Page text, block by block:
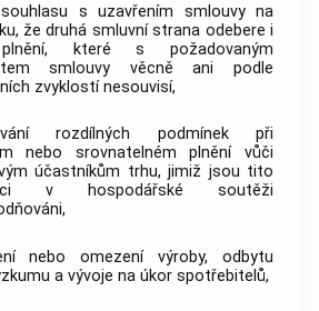
s uzavřením smlouvy na
že druhá smluvní strana odebere i
které s požadovaným
smlouvy věcně ani podle
zvyklostí nesouvisí,
rozdílných podmínek při
nebo srovnatelném plnění vůči
účastníkům trhu, jimiž jsou tito
v hospodářské soutěži
nebo omezení výroby, odbytu
a vývoje na úkor spotřebitelů,